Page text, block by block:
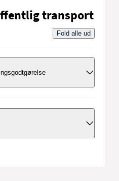
transport
Fold alle ud
selv sørger for og
Du kan dog blive
hvis du opfylder